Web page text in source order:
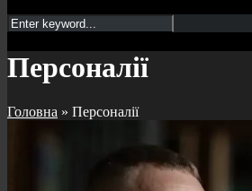
Персоналії
Головна » Персоналії